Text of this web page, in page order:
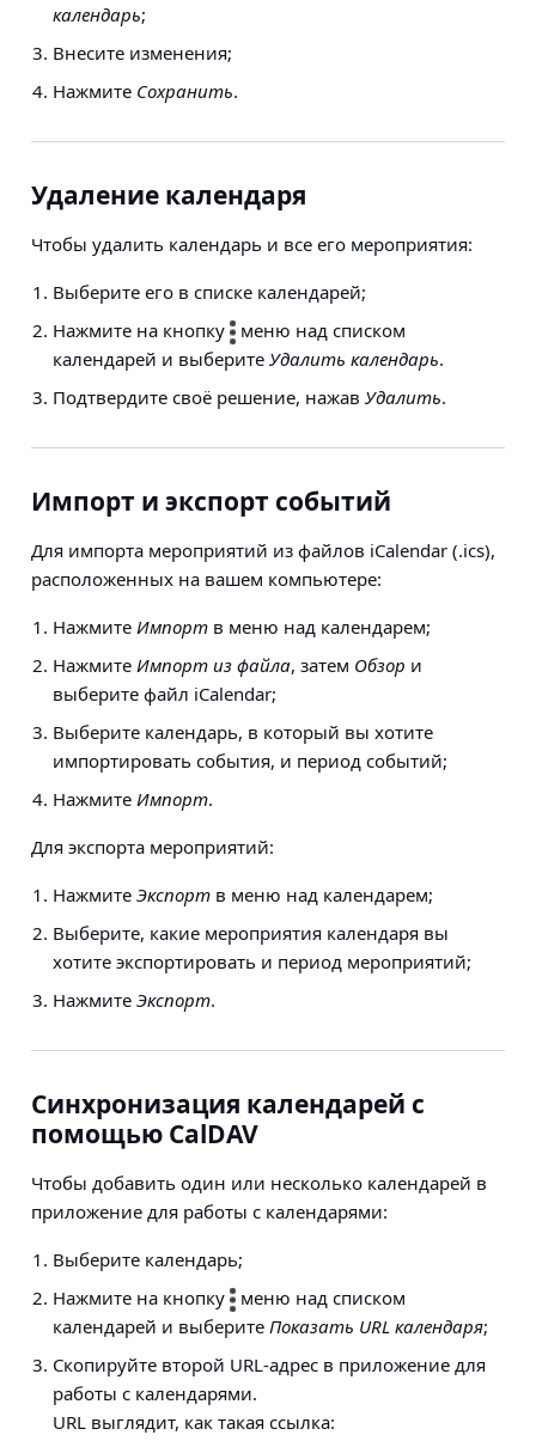
календарь;
Внесите изменения;
Нажмите Сохранить.
Удаление календаря
Чтобы удалить календарь и все его мероприятия:
Выберите его в списке календарей;
Нажмите на кнопку
меню над списком
календарей и выберите Удалить календарь.
Подтвердите своё решение, нажав Удалить.
Импорт и экспорт событий
Для импорта мероприятий из файлов iCalendar (.ics),
расположенных на вашем компьютере:
Нажмите Импорт в меню над календарем;
Нажмите Импорт из файла, затем Обзор и
выберите файл iCalendar;
Выберите календарь, в который вы хотите
импортировать события, и период событий;
Нажмите Импорт.
Для экспорта мероприятий:
Нажмите Экспорт в меню над календарем;
Выберите, какие мероприятия календаря вы
хотите экспортировать и период мероприятий;
Нажмите Экспорт.
Синхронизация календарей с
помощью CalDAV
Чтобы добавить один или несколько календарей в
приложение для работы с календарями:
Выберите календарь;
Нажмите на кнопку
меню над списком
календарей и выберите Показать URL календаря;
Скопируйте второй URL-адрес в приложение для
работы с календарями.
URL выглядит, как такая ссылка: